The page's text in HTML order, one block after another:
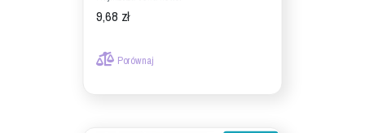
9,68 zł
Porównaj